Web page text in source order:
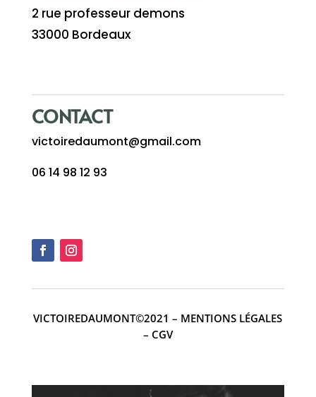
2 rue professeur demons
33000 Bordeaux
CONTACT
victoiredaumont@gmail.com
06 14 98 12 93
VICTOIREDAUMONT©2021 – MENTIONS LÉGALES
– CGV